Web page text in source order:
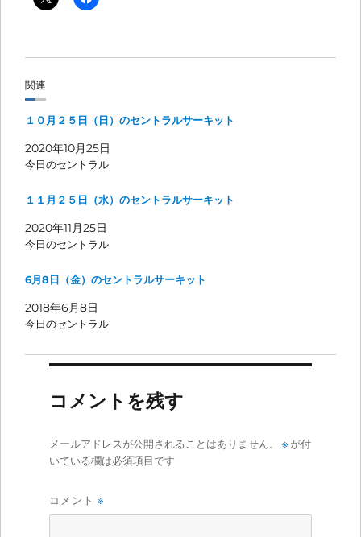
関連
１０月２５日（日）のセントラルサーキット
2020年10月25日
今日のセントラル
１１月２５日（水）のセントラルサーキット
2020年11月25日
今日のセントラル
6月8日（金）のセントラルサーキット
2018年6月8日
今日のセントラル
コメントを残す
メールアドレスが公開されることはありません。 ※が付
いている欄は必須項目です
コメント ※